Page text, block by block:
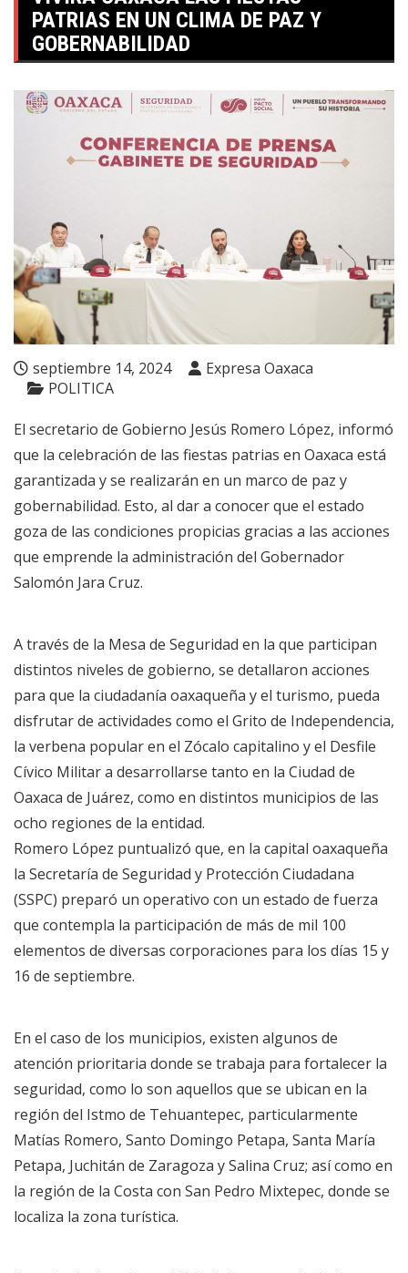
PATRIAS EN UN CLIMA DE PAZ Y
GOBERNABILIDAD
septiembre 14, 2024
Expresa Oaxaca
POLITICA
El secretario de Gobierno Jesús Romero López, informó
que la celebración de las fiestas patrias en Oaxaca está
garantizada y se realizarán en un marco de paz y
gobernabilidad. Esto, al dar a conocer que el estado
goza de las condiciones propicias gracias a las acciones
que emprende la administración del Gobernador
Salomón Jara Cruz.
A través de la Mesa de Seguridad en la que participan
distintos niveles de gobierno, se detallaron acciones
para que la ciudadanía oaxaqueña y el turismo, pueda
disfrutar de actividades como el Grito de Independencia,
la verbena popular en el Zócalo capitalino y el Desfile
Cívico Militar a desarrollarse tanto en la Ciudad de
Oaxaca de Juárez, como en distintos municipios de las
ocho regiones de la entidad.
Romero López puntualizó que, en la capital oaxaqueña
la Secretaría de Seguridad y Protección Ciudadana
(SSPC) preparó un operativo con un estado de fuerza
que contempla la participación de más de mil 100
elementos de diversas corporaciones para los días 15 y
16 de septiembre.
En el caso de los municipios, existen algunos de
atención prioritaria donde se trabaja para fortalecer la
seguridad, como lo son aquellos que se ubican en la
región del Istmo de Tehuantepec, particularmente
Matías Romero, Santo Domingo Petapa, Santa María
Petapa, Juchitán de Zaragoza y Salina Cruz; así como en
la región de la Costa con San Pedro Mixtepec, donde se
localiza la zona turística.